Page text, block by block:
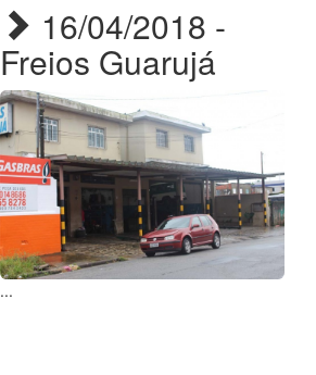
16/04/2018 -
Freios Guarujá
...